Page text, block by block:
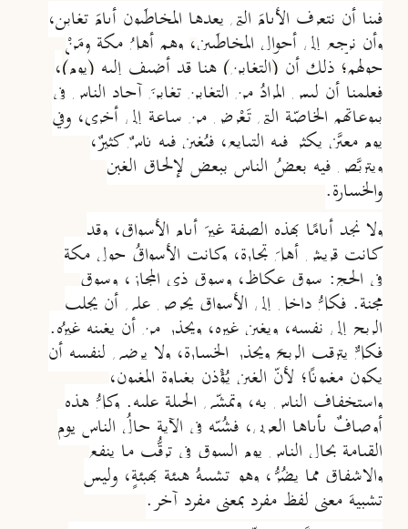
فبنا أن نتعرف الأيامَ التي يعدها المخاطَبون أيامَ تغابن،
وأن نرجع إلى أحوال المخاطَبِين، وهم أهلُ مكة ومَنْ
حولهم؛ ذلك أن (التغابن) هنا قد أضيف إليه (يوم)،
فعلمنا أن ليس المرادُ من التغابن تغابنَ آحاد الناس في
بيوعاتهم الخاصّة التي تَعْرِض من ساعة إلى أخرى، وفي
يوم معيَّن يكثر فيه التبايع، فيُغبن فيه ناسٌ كثيرٌ،
ويتربَّص فيه بعضُ الناس ببعض لإلحاق الغبن
والخسارة.
ولا نجد أيامًا بهذه الصفة غيرَ أيام الأسواق، وقد
كانت قريش أهلَ تجارة، وكانت الأسواقُ حول مكة
في الحج: سوق عكاظ، وسوق ذي المجاز، وسوق
مجنة. فكلُّ داخلٍ إلى الأسواق يحرص على أن يجلب
الربح إلى نفسه، ويغبن غيره، ويحذر من أن يغبنه غيرُه.
فكلٌّ يترقب الربحَ ويحذر الخسارة، ولا يرضى لنفسه أن
يكون مغبونًا؛ لأنّ الغبن يُؤْذِن بغباوة المغبون،
واستخفاف الناس به، وتمشِّي الحيلة عليه. وكلُّ هذه
أوصافٌ يأباها العربي، فشُبِّه في الآية حالُ الناس يوم
القيامة بحال الناس يوم السوق في ترقُّب ما ينفع
والإشفاق مما يضُرُّ، وهو تشبيهُ هيئةٍ بهيئةٍ، وليس
تشبيهَ معنى لفظ مفرد بمعنى مفرد آخر.